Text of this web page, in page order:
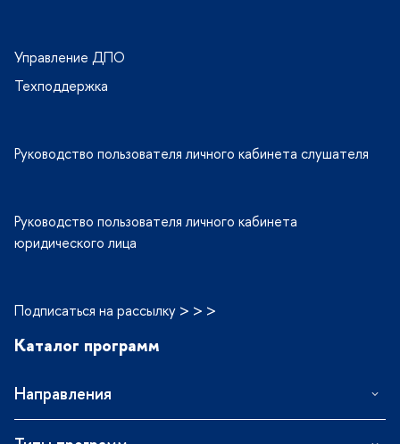
Управление ДПО
Техподдержка
Руководство пользователя личного кабинета слушателя
Руководство пользователя личного кабинета
юридического лица
Подписаться на рассылку > > >
Каталог программ
Направления